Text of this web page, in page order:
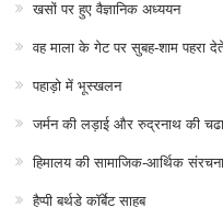
खसों पर हुए वैज्ञानिक अध्ययन
वह माला के गेट पर सुबह-शाम पहरा
पहाड़ो में भूस्खलन
जर्मन की लड़ाई और रुद्रनाथ की
हिमालय की सामाजिक-आर्थिक
हैप्पी बर्थडे कॉर्बेट साहब